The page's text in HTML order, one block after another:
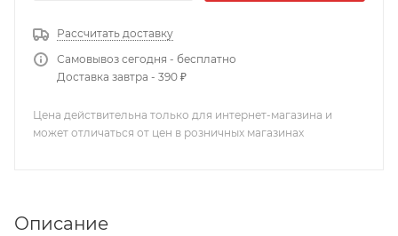
Рассчитать доставку
Самовывоз сегодня - бесплатно
Доставка завтра - 390 ₽
Цена действительна только для интернет-магазина и
может отличаться от цен в розничных магазинах
Описание